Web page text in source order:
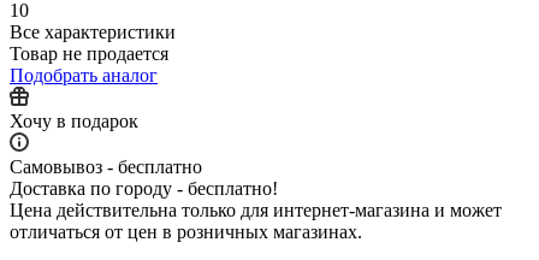
10
Все характеристики
Товар не продается
Подобрать аналог
Хочу в подарок
Самовывоз - бесплатно
Доставка по городу - бесплатно!
Цена действительна только для интернет-магазина и может
отличаться от цен в розничных магазинах.